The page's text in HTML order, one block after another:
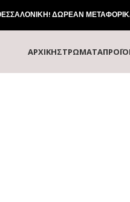
ΔΩΡΕΑΝ
ΑΡΧΙΚΗΣΤΡΏΜΑΤΑ